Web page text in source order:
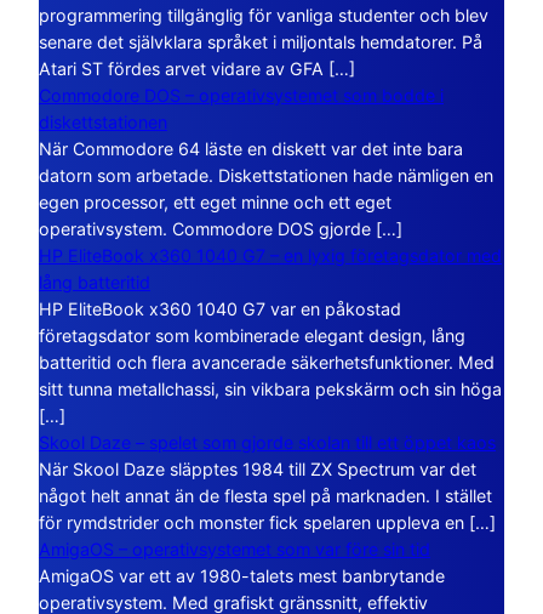
programmering tillgänglig för vanliga studenter och blev
senare det självklara språket i miljontals hemdatorer. På
Atari ST fördes arvet vidare av GFA […]
Commodore DOS – operativsystemet som bodde i
diskettstationen
När Commodore 64 läste en diskett var det inte bara
datorn som arbetade. Diskettstationen hade nämligen en
egen processor, ett eget minne och ett eget
operativsystem. Commodore DOS gjorde […]
HP EliteBook x360 1040 G7 – en lyxig företagsdator med
lång batteritid
HP EliteBook x360 1040 G7 var en påkostad
företagsdator som kombinerade elegant design, lång
batteritid och flera avancerade säkerhetsfunktioner. Med
sitt tunna metallchassi, sin vikbara pekskärm och sin höga
[…]
Skool Daze – spelet som gjorde skolan till ett öppet kaos
När Skool Daze släpptes 1984 till ZX Spectrum var det
något helt annat än de flesta spel på marknaden. I stället
för rymdstrider och monster fick spelaren uppleva en […]
AmigaOS – operativsystemet som var före sin tid
AmigaOS var ett av 1980-talets mest banbrytande
operativsystem. Med grafiskt gränssnitt, effektiv